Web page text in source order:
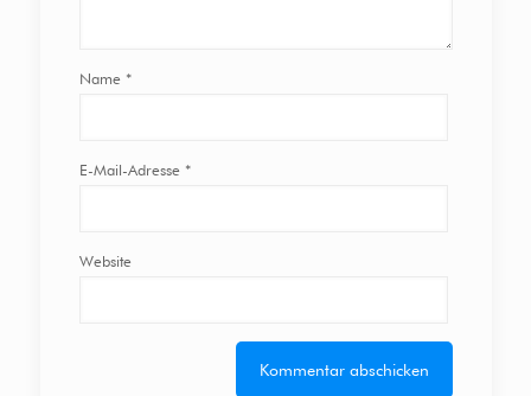
Name *
E-Mail-Adresse *
Website